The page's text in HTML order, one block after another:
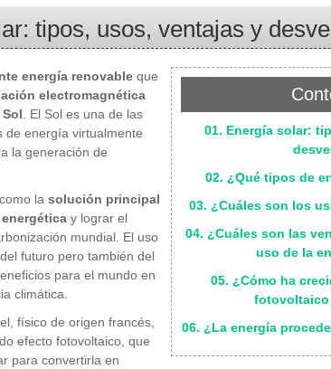
tipos, usos, ventajas y
01. Energía solar:
02. ¿Qué tipos de
03. ¿Cuáles son los
04. ¿Cuáles son las
uso de la
05. ¿Cómo ha
fotovoltaico
06. ¿La energía
energía renovable que
electromagnética
. El Sol es una de las
de energía virtualmente
la generación de
la solución principal
y lograr el
mundial. El uso
futuro pero también del
para el mundo en
climática.
físico de origen francés,
efecto fotovoltaico, que
para convertirla en